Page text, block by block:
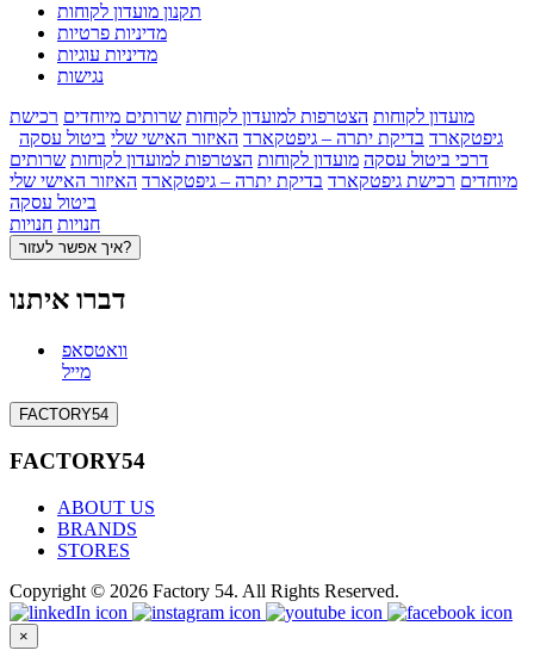
תקנון מועדון לקוחות
מדיניות פרטיות
מדיניות עוגיות
נגישות
מועדון לקוחות הצטרפות למועדון לקוחות שרותים מיוחדים רכישת
גיפטקארד בדיקת יתרה – גיפטקארד האיזור האישי שלי ביטול עסקה
דרכי ביטול עסקה מועדון לקוחות הצטרפות למועדון לקוחות שרותים
מיוחדים רכישת גיפטקארד בדיקת יתרה – גיפטקארד האיזור האישי שלי
ביטול עסקה
חנויות חנויות
איך אפשר לעזור?
דברו איתנו
וואטסאפ
מייל
FACTORY54
FACTORY54
ABOUT US
BRANDS
STORES
Copyright © 2026 Factory 54. All Rights Reserved.
×